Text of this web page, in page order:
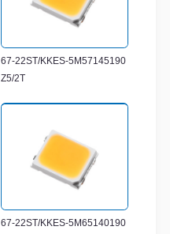
67-22ST/KKES-5M57145190
Z5/2T
67-22ST/KKES-5M65140190